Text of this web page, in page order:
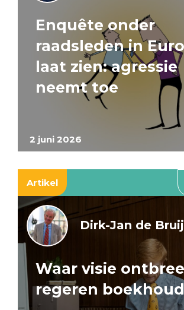
2 juni 2026
Enquête onder
raadsleden in
laat zien: agressie
neemt toe
Artikel
Dirk-Jan de
Waar visie
regeren